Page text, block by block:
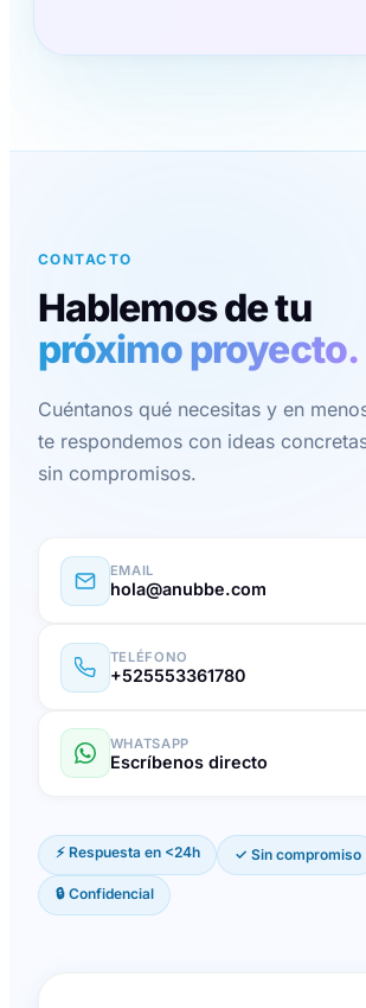
CONTACTO
Hablemos de tu
próximo proyecto.
Cuéntanos qué necesitas y en
te respondemos con ideas
sin compromisos.
EMAIL
hola@anubbe.com
TELÉFONO
+525553361780
WHATSAPP
Escríbenos directo
⚡ Respuesta en <24h ✓ Sin compromiso
🔒 Confidencial